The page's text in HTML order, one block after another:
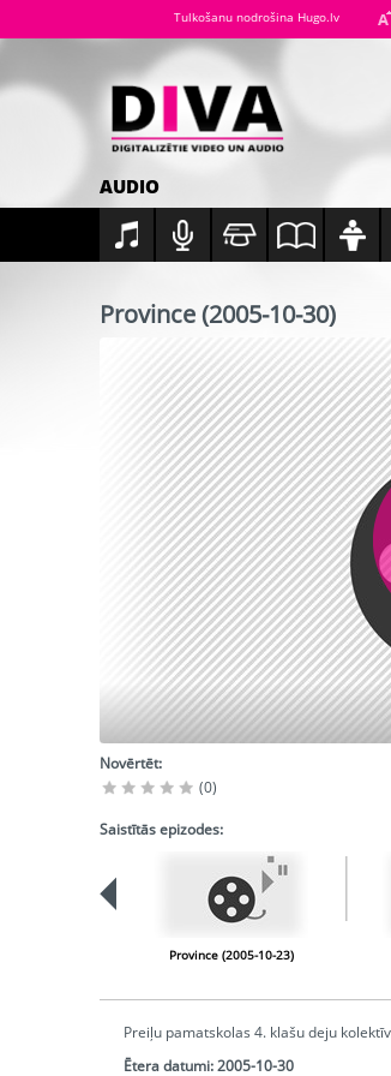
Tulkošanu nodrošina Hugo.lv
AUDIO
Province (2005-10-30)
Novērtēt:
(0)
Saistītās epizodes:
Province (2005-10-23)
Preiļu pamatskolas 4. klašu deju
Ētera datumi:2005-10-30